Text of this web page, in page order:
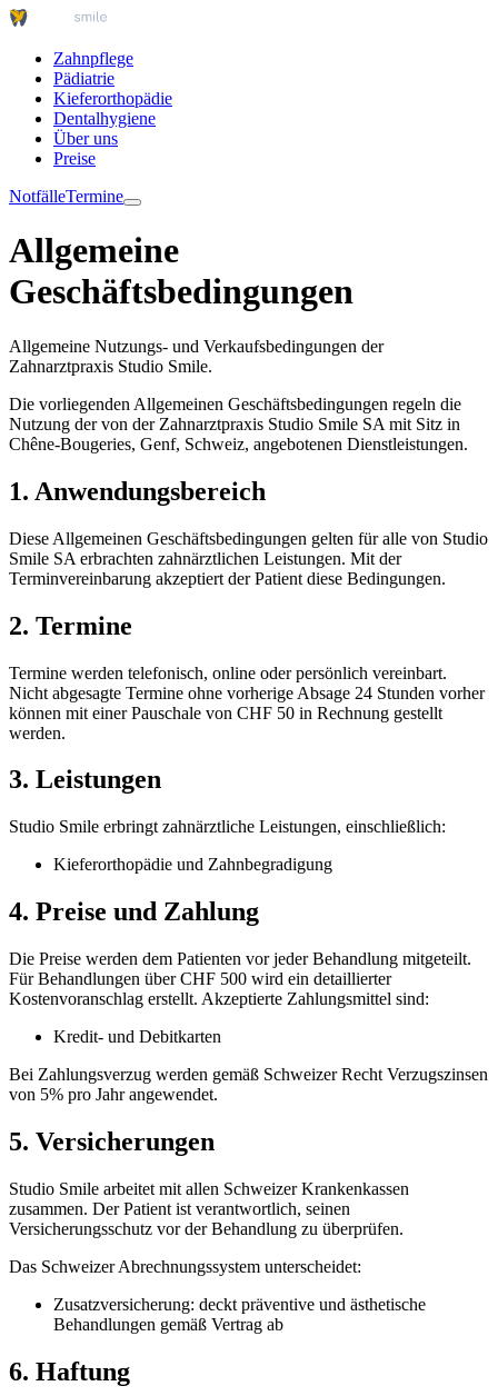
Zahnpflege
Pädiatrie
Kieferorthopädie
Dentalhygiene
Über uns
Preise
NotfälleTermine
Allgemeine
Geschäftsbedingungen
Allgemeine Nutzungs- und Verkaufsbedingungen der
Zahnarztpraxis Studio Smile.
Die vorliegenden Allgemeinen Geschäftsbedingungen regeln die
Nutzung der von der Zahnarztpraxis Studio Smile SA mit Sitz in
Chêne-Bougeries, Genf, Schweiz, angebotenen Dienstleistungen.
1. Anwendungsbereich
Diese Allgemeinen Geschäftsbedingungen gelten für alle von Studio
Smile SA erbrachten zahnärztlichen Leistungen. Mit der
Terminvereinbarung akzeptiert der Patient diese Bedingungen.
2. Termine
Termine werden telefonisch, online oder persönlich vereinbart.
Nicht abgesagte Termine ohne vorherige Absage 24 Stunden vorher
können mit einer Pauschale von CHF 50 in Rechnung gestellt
werden.
3. Leistungen
Studio Smile erbringt zahnärztliche Leistungen, einschließlich:
Kieferorthopädie und Zahnbegradigung
4. Preise und Zahlung
Die Preise werden dem Patienten vor jeder Behandlung mitgeteilt.
Für Behandlungen über CHF 500 wird ein detaillierter
Kostenvoranschlag erstellt. Akzeptierte Zahlungsmittel sind:
Kredit- und Debitkarten
Bei Zahlungsverzug werden gemäß Schweizer Recht Verzugszinsen
von 5% pro Jahr angewendet.
5. Versicherungen
Studio Smile arbeitet mit allen Schweizer Krankenkassen
zusammen. Der Patient ist verantwortlich, seinen
Versicherungsschutz vor der Behandlung zu überprüfen.
Das Schweizer Abrechnungssystem unterscheidet:
Zusatzversicherung: deckt präventive und ästhetische
Behandlungen gemäß Vertrag ab
6. Haftung